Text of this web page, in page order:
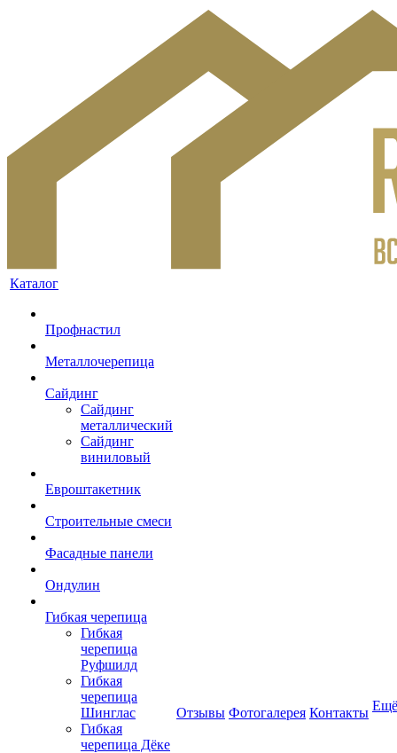
Каталог
Профнастил
Металлочерепица
Сайдинг
Сайдинг
металлический
Сайдинг
виниловый
Евроштакетник
Строительные смеси
Фасадные панели
Ондулин
Гибкая черепица
Гибкая
черепица
Руфшилд
Гибкая
черепица
Шинглас
Гибкая
черепица Дёке
Отзывы Фотогалерея Контакты Ещё